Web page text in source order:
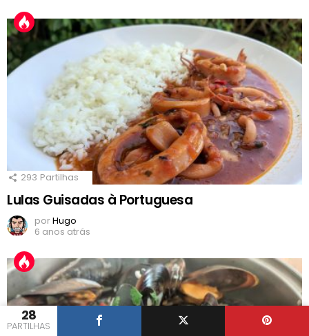
28
PARTILHAS
293 Partilhas
Lulas Guisadas à Portuguesa
porHugo
6 anos atrás